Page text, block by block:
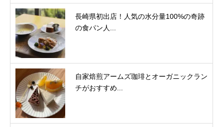
長崎県初出店！人気の水分量100%の奇跡
の食パン人...
自家焙煎アームズ珈琲とオーガニックラン
チがおすすめ...